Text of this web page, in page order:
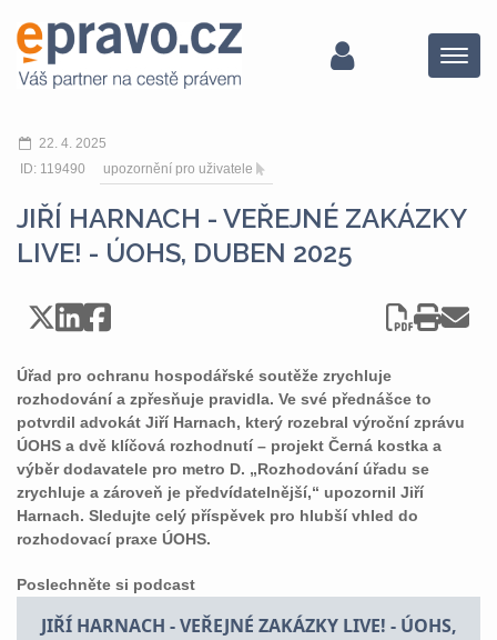
Menu
22. 4. 2025
ID: 119490
upozornění pro uživatele
JIŘÍ HARNACH - VEŘEJNÉ ZAKÁZKY
LIVE! - ÚOHS, DUBEN 2025
Úřad pro ochranu hospodářské soutěže zrychluje
rozhodování a zpřesňuje pravidla. Ve své přednášce to
potvrdil advokát Jiří Harnach, který rozebral výroční zprávu
ÚOHS a dvě klíčová rozhodnutí – projekt Černá kostka a
výběr dodavatele pro metro D. „Rozhodování úřadu se
zrychluje a zároveň je předvídatelnější,“ upozornil Jiří
Harnach. Sledujte celý příspěvek pro hlubší vhled do
rozhodovací praxe ÚOHS.
Poslechněte si podcast